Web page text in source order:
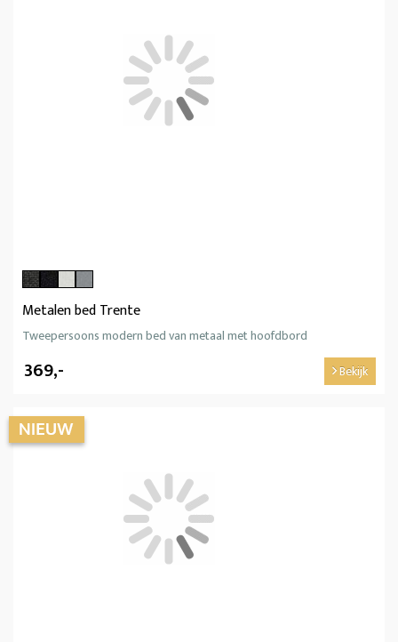
Metalen bed Trente
Tweepersoons modern bed van metaal met hoofdbord
369,- Bekijk